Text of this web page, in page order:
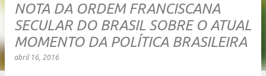
NOTA DA ORDEM FRANCISCANA
SECULAR DO BRASIL SOBRE O ATUAL
MOMENTO DA POLÍTICA BRASILEIRA
abril 16, 2016